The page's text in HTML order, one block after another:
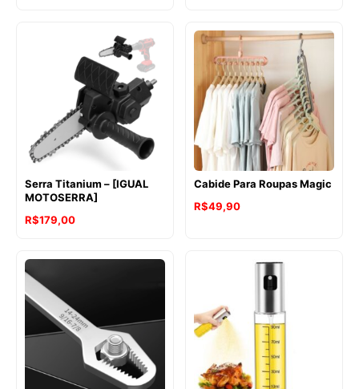
R$166,90
através
R$212,90
Serra Titanium – [IGUAL
MOTOSERRA]
R$179,00
Cabide Para Roupas Magic
R$49,90